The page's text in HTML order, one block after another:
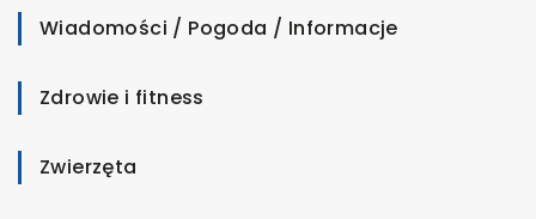
Wiadomości / Pogoda / Informacje
Zdrowie i fitness
Zwierzęta